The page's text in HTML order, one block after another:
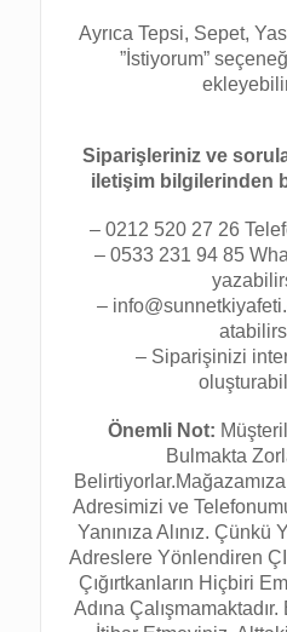
Ayrıca Tepsi, Sepet,
”İstiyorum”
Siparişleriniz ve
iletişim bilgilerinden
– 0212 520 27 26
– 0533 231 94 85
–
– Siparişinizi
Önemli Not:
Bulmakta
Adresimizi ve
Yanınıza Alınız.
Adreslere Yönlendiren
Çığırtkanların Hiçbiri
Adına